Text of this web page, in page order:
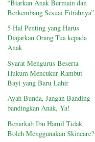
“Biarkan Anak Bermain dan
Berkembang Sesuai Fitrahnya”
5 Hal Penting yang Harus
Diajarkan Orang Tua kepada
Anak
Syarat Mengurus Beserta
Hukum Mencukur Rambut
Bayi yang Baru Lahir
Ayah Bunda, Jangan Banding-
bandingkan Anak, Ya!
Benarkah Ibu Hamil Tidak
Boleh Menggunakan Skincare?